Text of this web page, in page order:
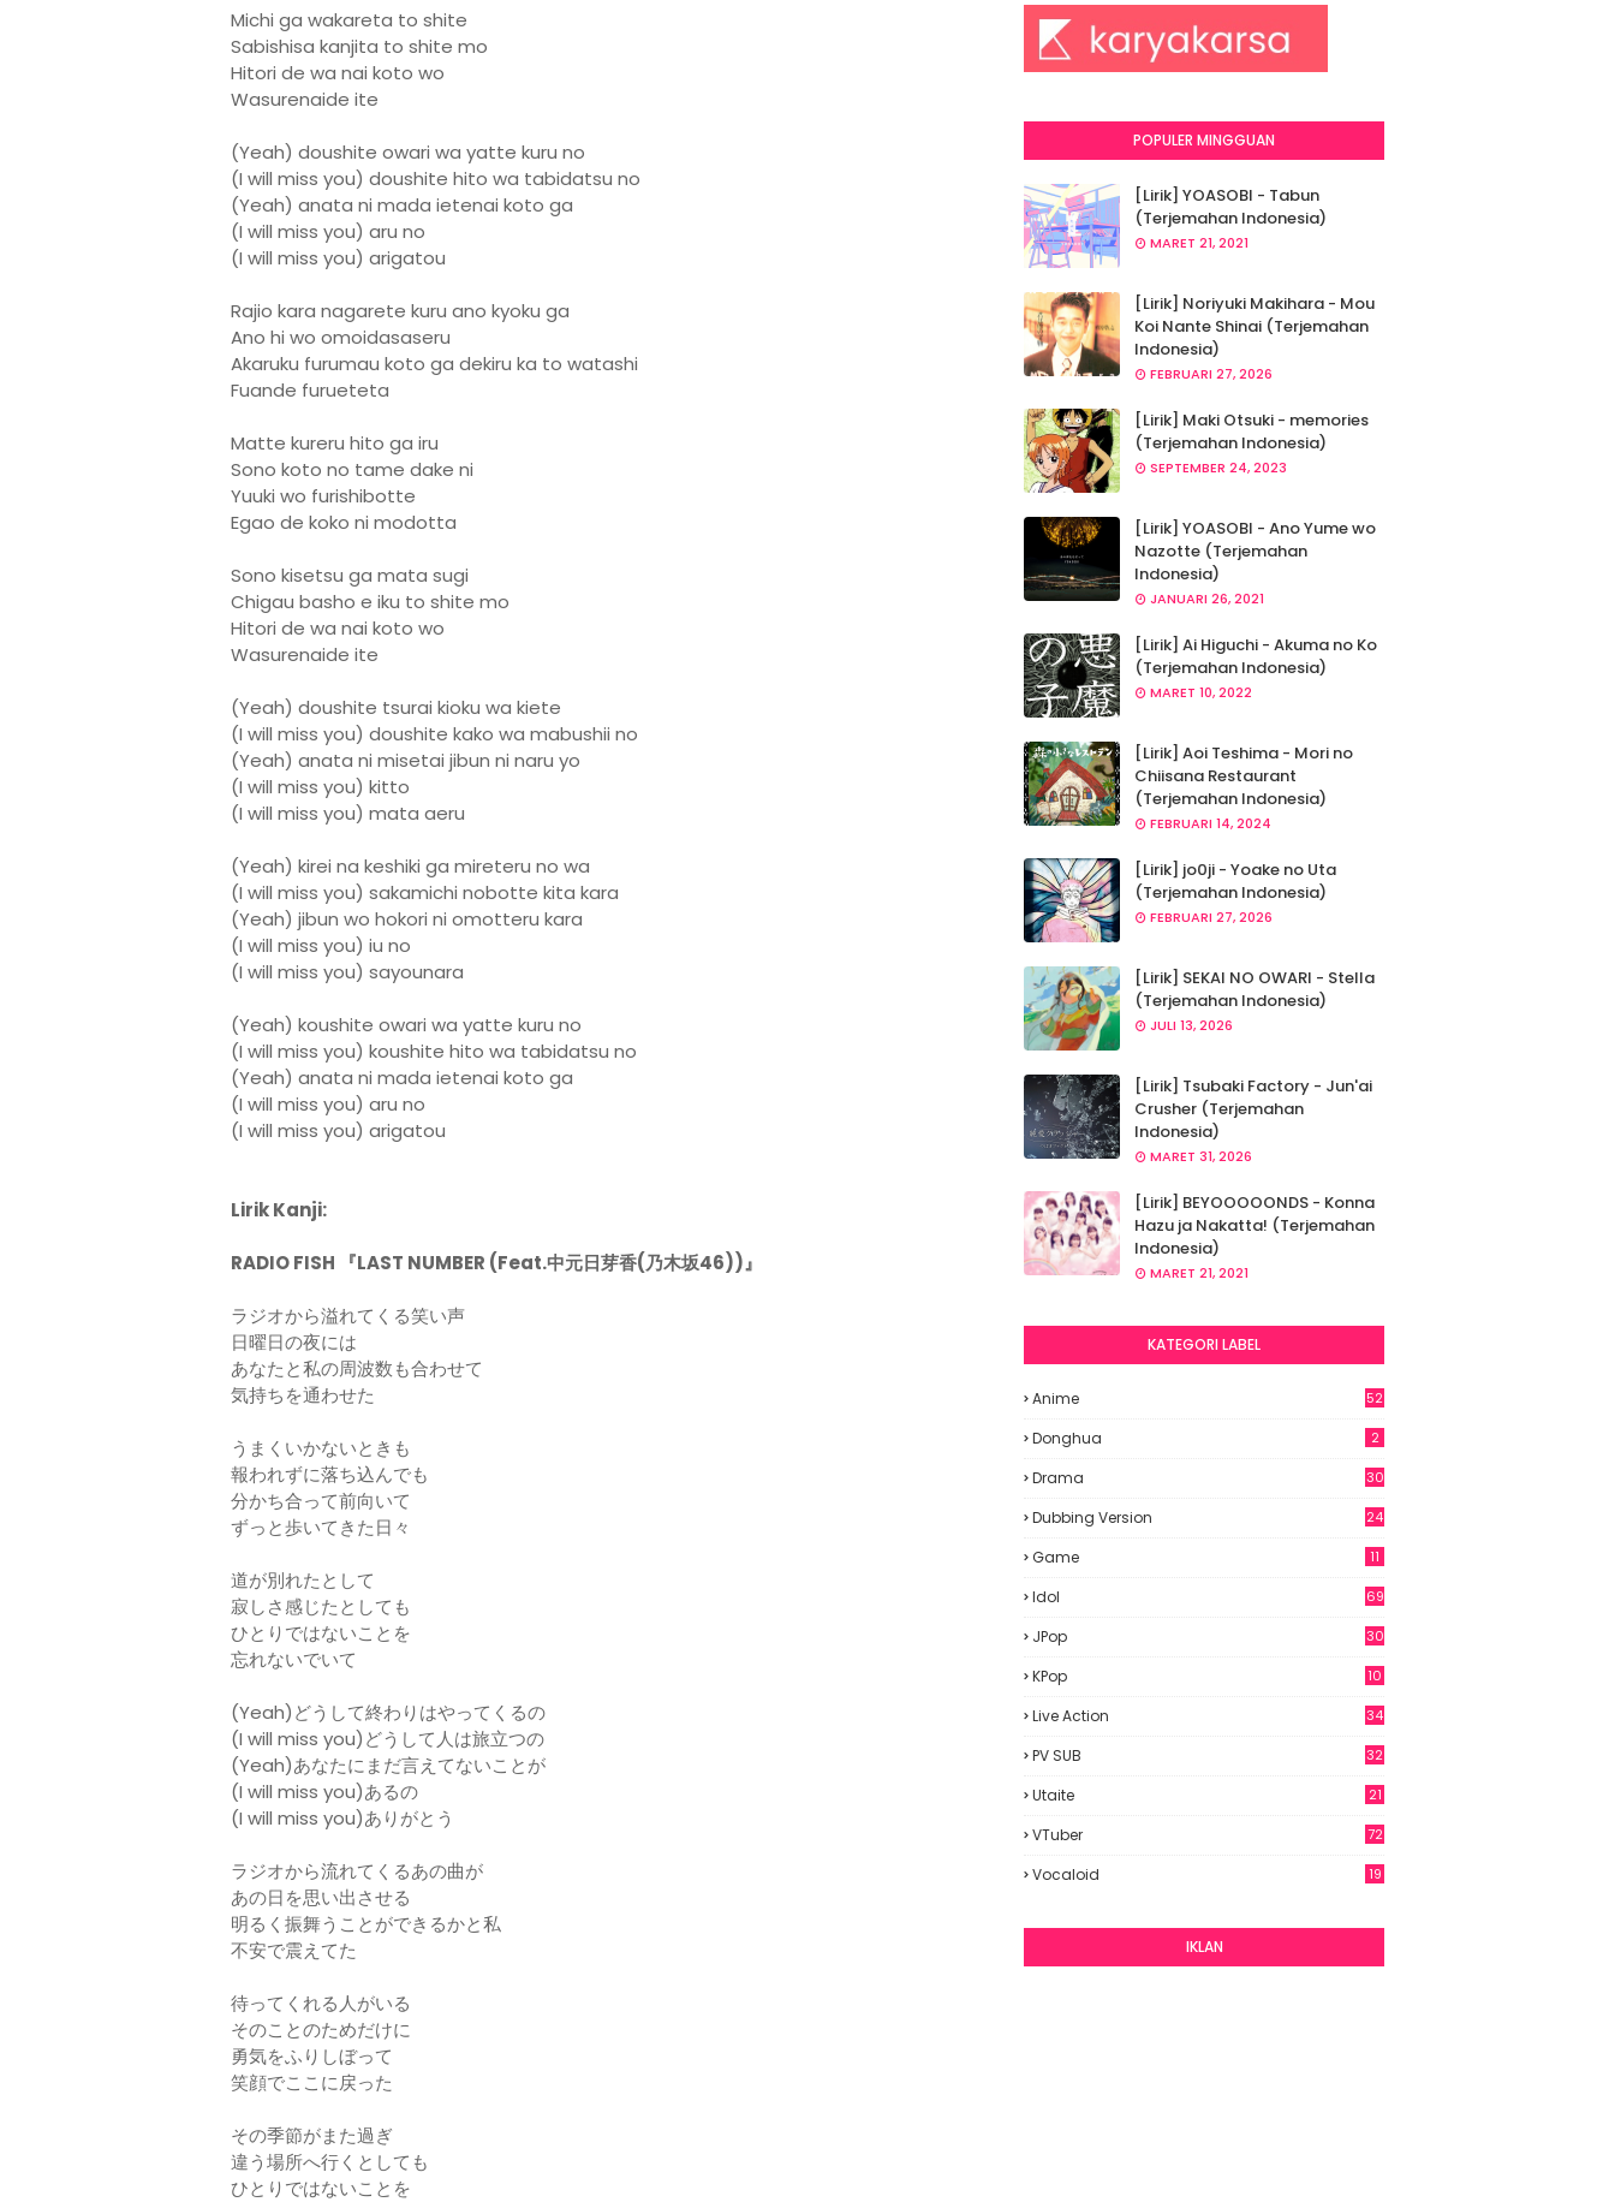
Michi ga wakareta to shite
Sabishisa kanjita to shite mo
Hitori de wa nai koto wo
Wasurenaide ite
(Yeah) doushite owari wa yatte kuru no
(I will miss you) doushite hito wa tabidatsu no
(Yeah) anata ni mada ietenai koto ga
(I will miss you) aru no
(I will miss you) arigatou
Rajio kara nagarete kuru ano kyoku ga
Ano hi wo omoidasaseru
Akaruku furumau koto ga dekiru ka to watashi
Fuande furueteta
Matte kureru hito ga iru
Sono koto no tame dake ni
Yuuki wo furishibotte
Egao de koko ni modotta
Sono kisetsu ga mata sugi
Chigau basho e iku to shite mo
Hitori de wa nai koto wo
Wasurenaide ite
(Yeah) doushite tsurai kioku wa kiete
(I will miss you) doushite kako wa mabushii no
(Yeah) anata ni misetai jibun ni naru yo
(I will miss you) kitto
(I will miss you) mata aeru
(Yeah) kirei na keshiki ga mireteru no wa
(I will miss you) sakamichi nobotte kita kara
(Yeah) jibun wo hokori ni omotteru kara
(I will miss you) iu no
(I will miss you) sayounara
(Yeah) koushite owari wa yatte kuru no
(I will miss you) koushite hito wa tabidatsu no
(Yeah) anata ni mada ietenai koto ga
(I will miss you) aru no
(I will miss you) arigatou
Lirik Kanji:
RADIO FISH 『LAST NUMBER (Feat.中元日芽香(乃木坂46))』
ラジオから溢れてくる笑い声
日曜日の夜には
あなたと私の周波数も合わせて
気持ちを通わせた
うまくいかないときも
報われずに落ち込んでも
分かち合って前向いて
ずっと歩いてきた日々
道が別れたとして
寂しさ感じたとしても
ひとりではないことを
忘れないでいて
(Yeah)どうして終わりはやってくるの
(I will miss you)どうして人は旅立つの
(Yeah)あなたにまだ言えてないことが
(I will miss you)あるの
(I will miss you)ありがとう
ラジオから流れてくるあの曲が
あの日を思い出させる
明るく振舞うことができるかと私
不安で震えてた
待ってくれる人がいる
そのことのためだけに
勇気をふりしぼって
笑顔でここに戻った
その季節がまた過ぎ
違う場所へ行くとしても
ひとりではないことを
POPULER MINGGUAN
[Lirik] YOASOBI - Tabun
(Terjemahan Indonesia)
MARET 21, 2021
[Lirik] Noriyuki Makihara - Mou
Koi Nante Shinai (Terjemahan
Indonesia)
FEBRUARI 27, 2026
[Lirik] Maki Otsuki - memories
(Terjemahan Indonesia)
SEPTEMBER 24, 2023
[Lirik] YOASOBI - Ano Yume wo
Nazotte (Terjemahan
Indonesia)
JANUARI 26, 2021
[Lirik] Ai Higuchi - Akuma no Ko
(Terjemahan Indonesia)
MARET 10, 2022
[Lirik] Aoi Teshima - Mori no
Chiisana Restaurant
(Terjemahan Indonesia)
FEBRUARI 14, 2024
[Lirik] jo0ji - Yoake no Uta
(Terjemahan Indonesia)
FEBRUARI 27, 2026
[Lirik] SEKAI NO OWARI - Stella
(Terjemahan Indonesia)
JULI 13, 2026
[Lirik] Tsubaki Factory - Jun'ai
Crusher (Terjemahan
Indonesia)
MARET 31, 2026
[Lirik] BEYOOOOONDS - Konna
Hazu ja Nakatta! (Terjemahan
Indonesia)
MARET 21, 2021
KATEGORI LABEL
Anime
52
Donghua 2
Drama 30
Dubbing Version 24
Game 11
Idol
69
JPop
30
KPop
10
Live Action 34
PV SUB 32
Utaite 21
VTuber 72
Vocaloid 19
IKLAN